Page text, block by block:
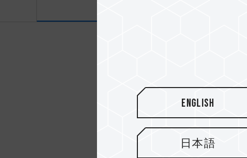
English
日本語